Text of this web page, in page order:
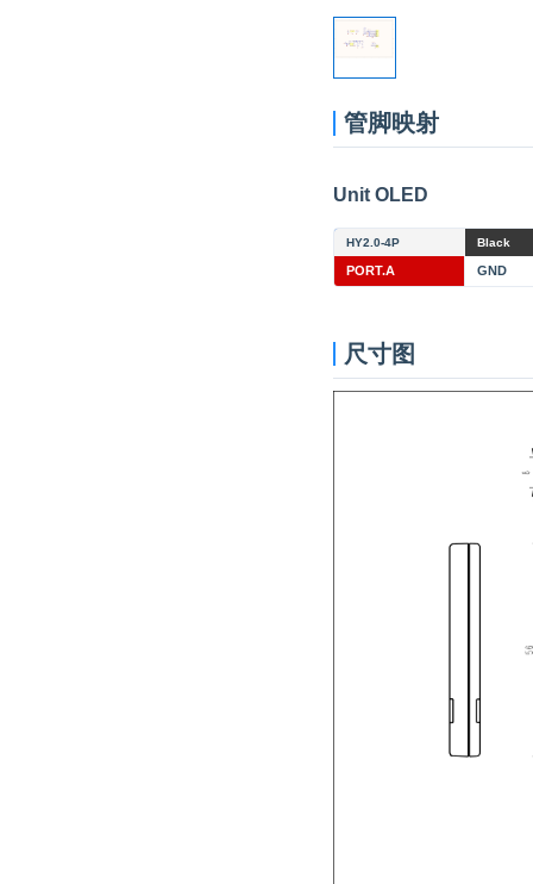
管脚映射
Unit OLED
HY2.0-4P Black
PORT.A GND
尺寸图